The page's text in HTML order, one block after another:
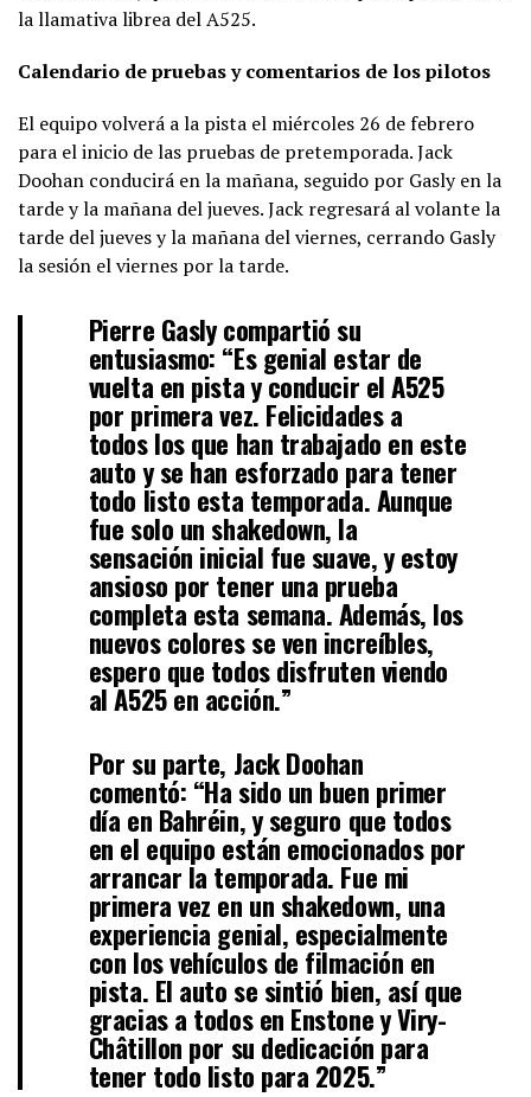
la llamativa librea del A525.
Calendario de pruebas y comentarios de los pilotos
El equipo volverá a la pista el miércoles 26 de febrero
para el inicio de las pruebas de pretemporada. Jack
Doohan conducirá en la mañana, seguido por Gasly en la
tarde y la mañana del jueves. Jack regresará al volante la
tarde del jueves y la mañana del viernes, cerrando Gasly
la sesión el viernes por la tarde.
Pierre Gasly compartió su
entusiasmo: “Es genial estar de
vuelta en pista y conducir el A525
por primera vez. Felicidades a
todos los que han trabajado en este
auto y se han esforzado para tener
todo listo esta temporada. Aunque
fue solo un shakedown, la
sensación inicial fue suave, y estoy
ansioso por tener una prueba
completa esta semana. Además, los
nuevos colores se ven increíbles,
espero que todos disfruten viendo
al A525 en acción.”
Por su parte, Jack Doohan
comentó: “Ha sido un buen primer
día en Bahréin, y seguro que todos
en el equipo están emocionados por
arrancar la temporada. Fue mi
primera vez en un shakedown, una
experiencia genial, especialmente
con los vehículos de filmación en
pista. El auto se sintió bien, así que
gracias a todos en Enstone y Viry-
Châtillon por su dedicación para
tener todo listo para 2025.”